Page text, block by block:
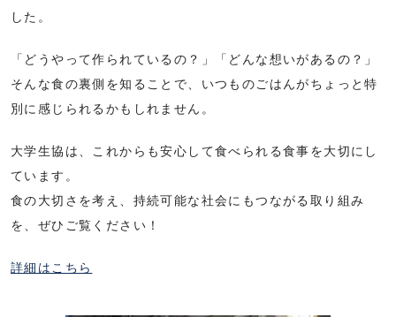
した。
「どうやって作られているの？」「どんな想いがあるの？」
そんな食の裏側を知ることで、いつものごはんがちょっと特
別に感じられるかもしれません。
大学生協は、これからも安心して食べられる食事を大切にし
ています。
食の大切さを考え、持続可能な社会にもつながる取り組み
を、ぜひご覧ください！
詳細はこちら